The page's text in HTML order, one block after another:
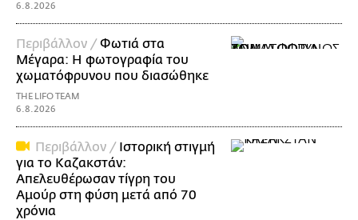
6.8.2026
Περιβάλλον / Φωτιά στα
Μέγαρα: Η φωτογραφία του
χωματόφρυνου που διασώθηκε
THE LIFO TEAM
6.8.2026
Περιβάλλον / Ιστορική στιγμή
για το Καζακστάν:
Απελευθέρωσαν τίγρη του
Αμούρ στη φύση μετά από 70
χρόνια